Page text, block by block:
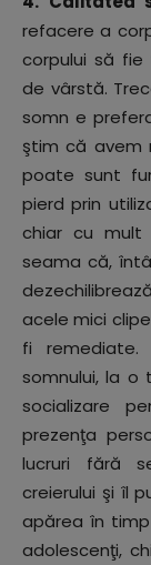
refacere a
corpului să
de vârstă.
somn e
ştim că avem
poate sunt
pierd prin
chiar cu mult
seama că,
acele mici
fi
somnului, la o
socializare
prezenţa
lucruri fără
creierului şi îl
apărea în
adolescenţi,